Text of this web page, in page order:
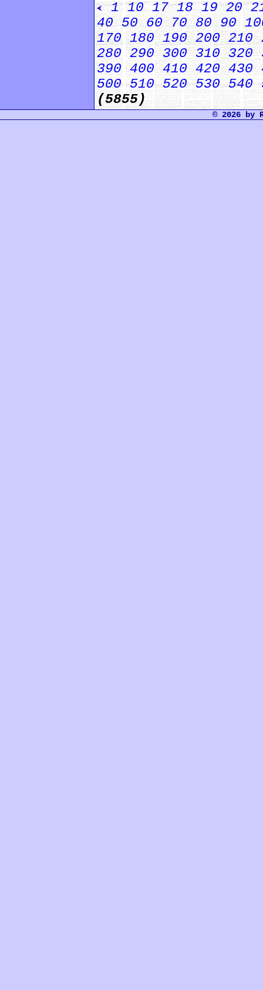
1 10 17 18 19 20
40 50 60 70 80 90
170 180 190 200 210
280 290 300 310 320
390 400 410 420 430
500 510 520 530 540
(5855)
© 2026 by